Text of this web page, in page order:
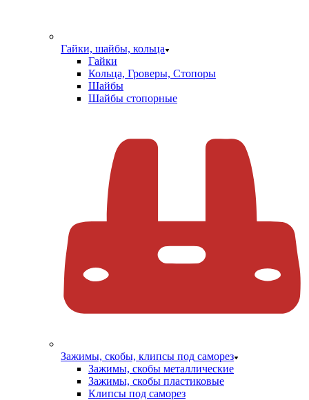
Гайки, шайбы, кольца
Гайки
Кольца, Гроверы, Стопоры
Шайбы
Шайбы стопорные
Зажимы, скобы, клипсы под саморез
Зажимы, скобы металлические
Зажимы, скобы пластиковые
Клипсы под саморез